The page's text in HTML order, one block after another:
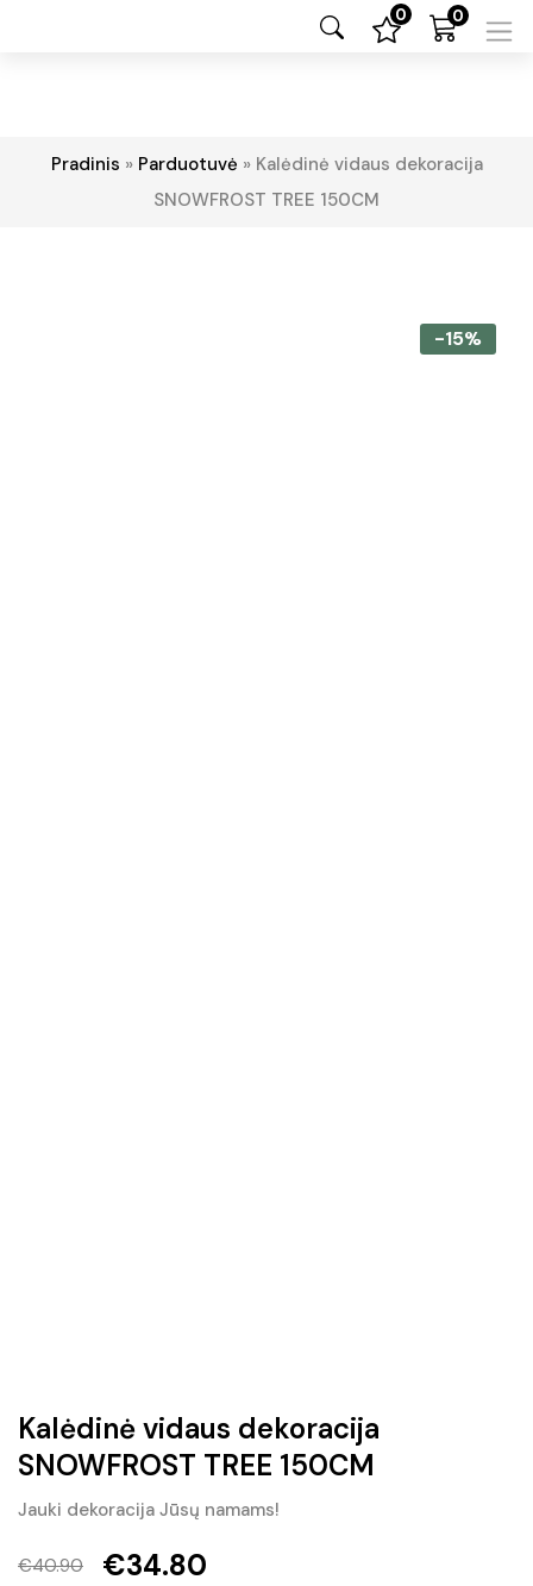
0 0
Pradinis » Parduotuvė » Kalėdinė vidaus dekoracija
SNOWFROST TREE 150CM
-15%
Kalėdinė vidaus dekoracija
SNOWFROST TREE 150CM
Jauki dekoracija Jūsų namams!
€40.90 €34.80